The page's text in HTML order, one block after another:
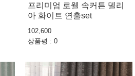
프리미엄 로웰 속커튼 델리
아 화이트 연출set
102,600
상품평 : 0